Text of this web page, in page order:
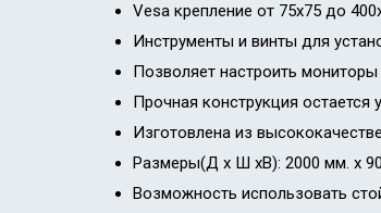
Vesa крепление от 75x75 до
Инструменты и винты для
Позволяет настроить
Прочная конструкция остается
Изготовлена из
Размеры(Д х Ш хВ): 2000 мм. x
Возможность использовать